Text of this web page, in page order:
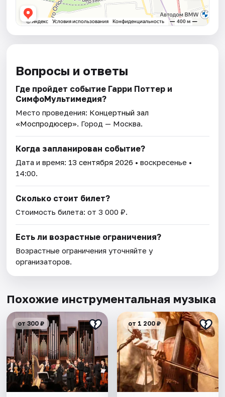
Вопросы и ответы
Где пройдет событие Гарри Поттер и
СимфоМультимедия?
Место проведения: Концертный зал
«Моспродюсер». Город — Москва.
Когда запланирован событие?
Дата и время: 13 сентября 2026 • воскресенье •
14:00.
Сколько стоит билет?
Стоимость билета: от 3 000 ₽.
Есть ли возрастные ограничения?
Возрастные ограничения уточняйте у
организаторов.
Похожие инструментальная музыка
от 300 ₽ от 1 200 ₽